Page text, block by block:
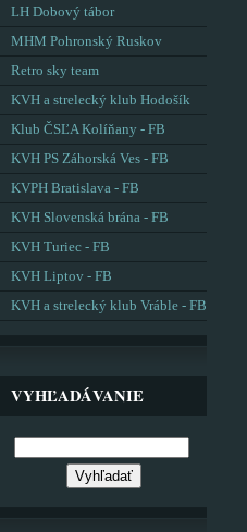
LH Dobový tábor
MHM Pohronský Ruskov
Retro sky team
KVH a strelecký klub Hodošík
Klub ČSĽA Kolíňany - FB
KVH PS Záhorská Ves - FB
KVPH Bratislava - FB
KVH Slovenská brána - FB
KVH Turiec - FB
KVH Liptov - FB
KVH a strelecký klub Vráble - FB
VYHĽADÁVANIE